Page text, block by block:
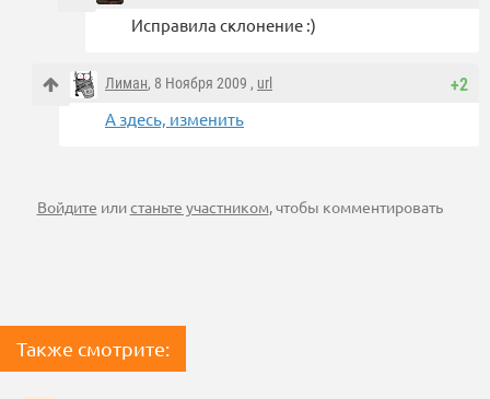
Исправила склонение :)
+2
Лиман, 8 Ноября 2009 , url
А здесь, изменить
Войдите илистаньте участником, чтобы комментировать
Также смотрите: